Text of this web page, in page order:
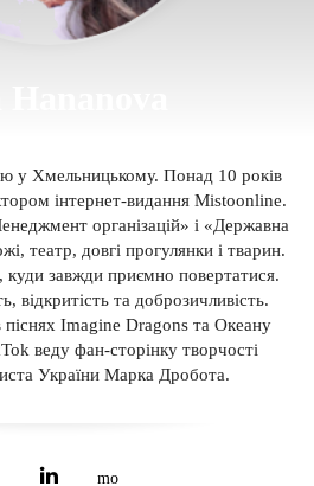
у Хмельницькому. Понад 10 років
інтернет-видання Mistoonline.
організацій» і «Державна
театр, довгі прогулянки і тварин.
куди завжди приємно повертатися.
відкритість та доброзичливість.
Imagine Dragons та Океану
веду фан-сторінку творчості
України Марка Дробота.